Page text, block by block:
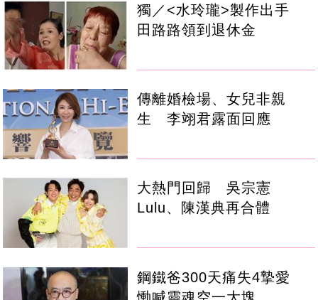
獨／<水玲瓏>製作出手
田路路領到退休金
傳離婚檢場、女兒非親
生 李翊君露面回應
大熱門回歸 吳宗憲
Lulu、陳漢典再合體
鋼鐵爸300天痛失4摯愛
慟喊靈魂空一大塊